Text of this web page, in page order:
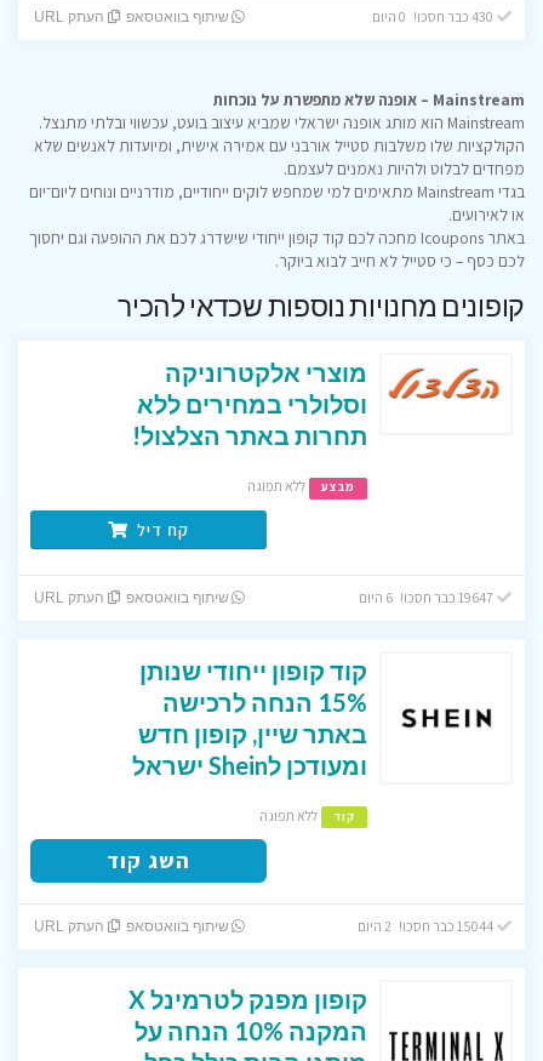
שיתוף בוואטסאפ העתק URL
Mainstream – אופנה שלא מתפשרת על נוכחות
Mainstream הוא מותג אופנה ישראלי שמביא עיצוב בועט, עכשווי ובלתי מתנצל.
הקולקציות שלו משלבות סטייל אורבני עם אמירה אישית, ומיועדות לאנשים שלא
מפחדים לבלוט ולהיות נאמנים לעצמם.
בגדי Mainstream מתאימים למי שמחפש לוקים ייחודיים, מודרניים ונוחים ליום־יום
או לאירועים.
באתר Icoupons מחכה לכם קוד קופון ייחודי שישדרג לכם את ההופעה וגם יחסוך
לכם כסף – כי סטייל לא חייב לבוא ביוקר.
קופונים מחנויות נוספות שכדאי להכיר
מוצרי אלקטרוניקה
וסלולרי במחירים ללא
תחרות באתר הצלצול!
מבצע ללא תפוגה
קח דיל
שיתוף בוואטסאפ העתק URL
קוד קופון ייחודי שנותן
15% הנחה לרכישה
באתר שיין, קופון חדש
ומעודכן לShein ישראל
קוד ללא תפוגה
השג קוד
15044 כבר חסכו! 2 היום שיתוף בוואטסאפ העתק URL
קופון מפנק לטרמינל X
המקנה 10% הנחה על